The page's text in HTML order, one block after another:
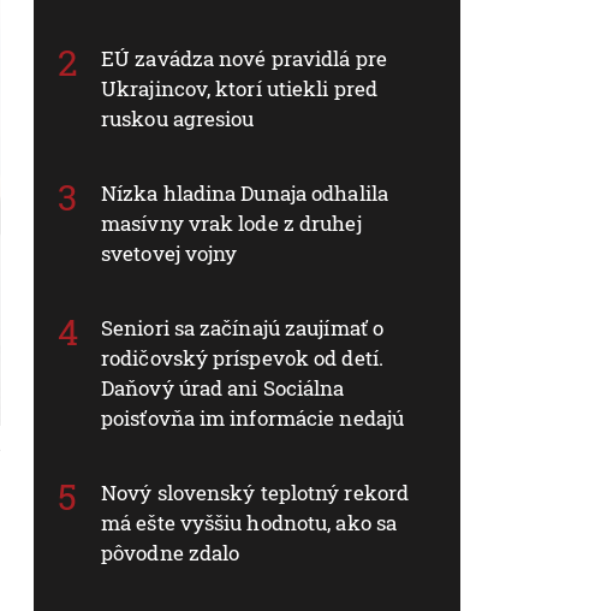
EÚ zavádza nové pravidlá pre
Ukrajincov, ktorí utiekli pred
ruskou agresiou
Nízka hladina Dunaja odhalila
masívny vrak lode z druhej
svetovej vojny
Seniori sa začínajú zaujímať o
rodičovský príspevok od detí.
Daňový úrad ani Sociálna
poisťovňa im informácie nedajú
Nový slovenský teplotný rekord
má ešte vyššiu hodnotu, ako sa
pôvodne zdalo